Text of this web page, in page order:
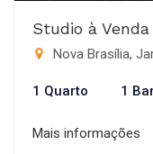
Studio à
Nova Brasília,
1 Quarto 1
Mais informações